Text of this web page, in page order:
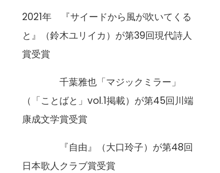
2021年 『サイードから風が吹いてくる
と』（鈴木ユリイカ）が第39回現代詩人
賞受賞
千葉雅也「マジックミラー」
（「ことばと」vol.1掲載）が第45回川端
康成文学賞受賞
『自由』（大口玲子）が第48回
日本歌人クラブ賞受賞